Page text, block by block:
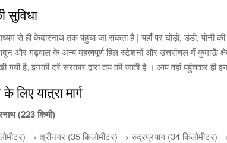
सुविधा
से ही केदारनाथ तक पंहुचा जा सकता है | यहाँ पर घोड़ो, डंडी, पोनी
और गढ़वाल के अन्य महत्वपूर्ण हिल स्टेशनों और उत्तरांचल में कुमाऊँ
गयी है, इनकी दरें सरकार द्वारा तय की जाती है । आप वहां पहुंचकर ही
लिए यात्रा मार्ग
(223 किमी)
→ श्रीनगर (35 किलोमीटर) → रुद्रप्रयाग (34 किलोमीटर)